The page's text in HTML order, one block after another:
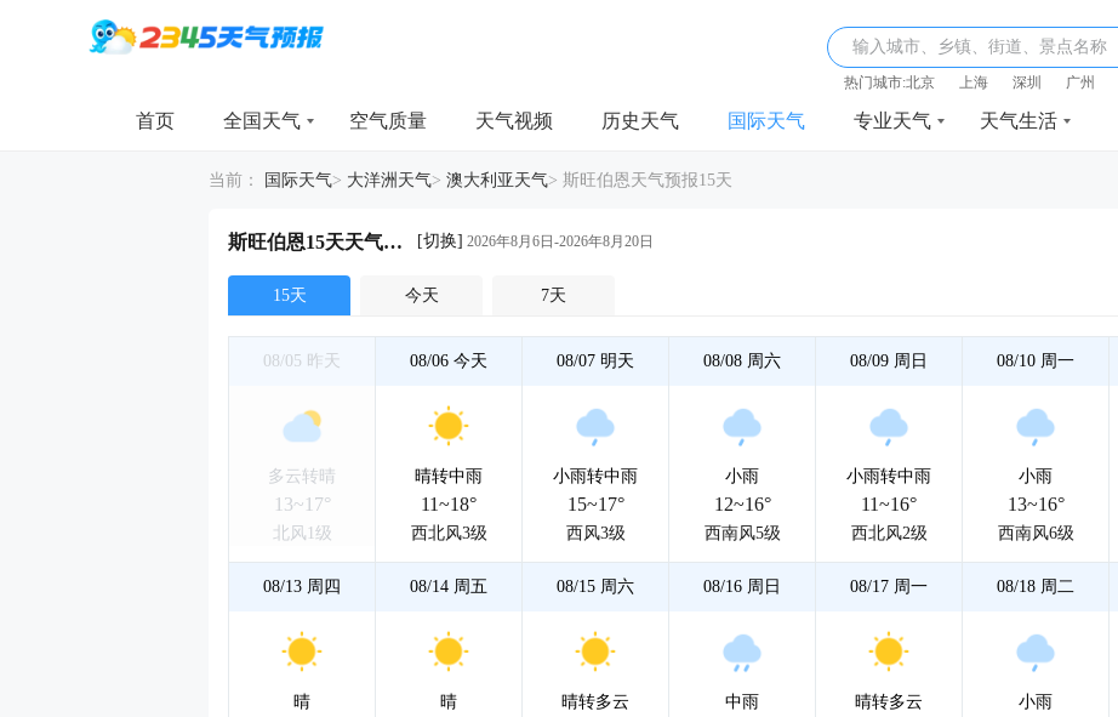
输入城市、乡镇、街道、景点名称
热门城市:北京 上海 深圳 广州
首页 全国天气 空气质量 天气视频 历史天气 国际天气 专业天气 天气生活
当前： 国际天气> 大洋洲天气> 澳大利亚天气> 斯旺伯恩天气预报15天
斯旺伯恩15天天气详情 [切换] 2026年8月6日-2026年8月20日
15天 今天 7天
08/05 昨天
多云转晴
13~17°
北风1级
08/06 今天
晴转中雨
11~18°
西北风3级
08/07 明天
小雨转中雨
15~17°
西风3级
08/08 周六
小雨
12~16°
西南风5级
08/09 周日
小雨转中雨
11~16°
西北风2级
08/10 周一
小雨
13~16°
西南风6级
08/13 周四
晴
08/14 周五
晴
08/15 周六
晴转多云
08/16 周日
中雨
08/17 周一
晴转多云
08/18 周二
小雨